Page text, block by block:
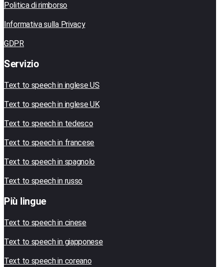
Politica di rimborso
Informativa sulla Privacy
GDPR
Servizio
Text to speech in inglese US
Text to speech in inglese UK
Text to speech in tedesco
Text to speech in francese
Text to speech in spagnolo
Text to speech in russo
Più lingue
Text to speech in cinese
Text to speech in giapponese
Text to speech in coreano